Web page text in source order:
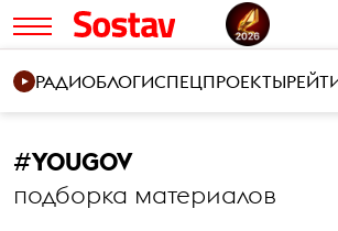
РАДИОБЛОГИСПЕЦПРОЕКТЫ
#YOUGOV
подборка материалов